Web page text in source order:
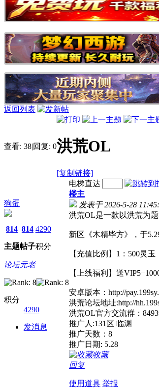
返回列表
查看: 38|回复: 0洪荒OL
[复制链接]
狗蛋
814
主题
814
帖子
4290
积分
论坛元老
积分
4290
发消息
电梯直达
楼主
发表于 2026-5-28
洪荒OL是一款以洪荒为
新区《木精毕方》，于
【充值比例】1：500灵玉
【上线福利】送
安卓版本：http://
洪荒论坛地址:http://
洪荒OL官方交流群：
推广人:131区 临渊
推广天数：8
推广日期: 5.28
收藏
回复
使用道具 举报